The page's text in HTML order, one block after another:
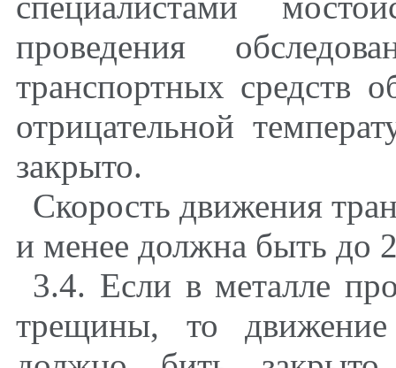
проведения
транспортных средств
отрицательной
закрыто.
Скорость движения
и менее должна быть до
3.4. Если в металле
трещины, то движение